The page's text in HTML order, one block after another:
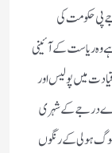
پی حکومت کی
ہے وہ ریاست کے آئینی
میں پولیس اور
درجے کے شہری
لوگ ہولی کے رنگوں